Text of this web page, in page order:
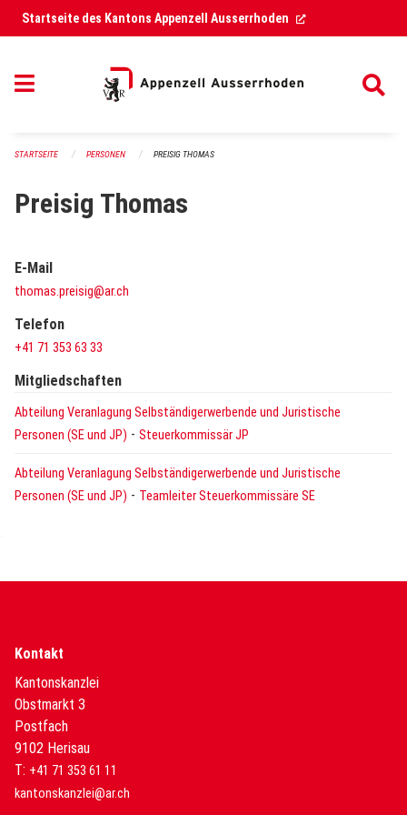
Navigation überspringen
Startseite des Kantons Appenzell Ausserrhoden (External Link)
STARTSEITE PERSONEN PREISIG THOMAS
Preisig Thomas
E-Mail
thomas.preisig@ar.ch
Telefon
+41 71 353 63 33
Mitgliedschaften
Abteilung Veranlagung Selbständigerwerbende und Juristische
Personen (SE und JP) - Steuerkommissär JP
Abteilung Veranlagung Selbständigerwerbende und Juristische
Personen (SE und JP) - Teamleiter Steuerkommissäre SE
Kontakt
Kantonskanzlei
Obstmarkt 3
Postfach
9102 Herisau
T: +41 71 353 61 11
kantonskanzlei@ar.ch